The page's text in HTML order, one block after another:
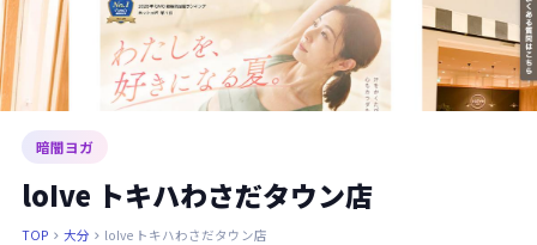
暗闇ヨガ
loIve トキハわさだタウン店
TOP  大分  loIve トキハわさだタウン店